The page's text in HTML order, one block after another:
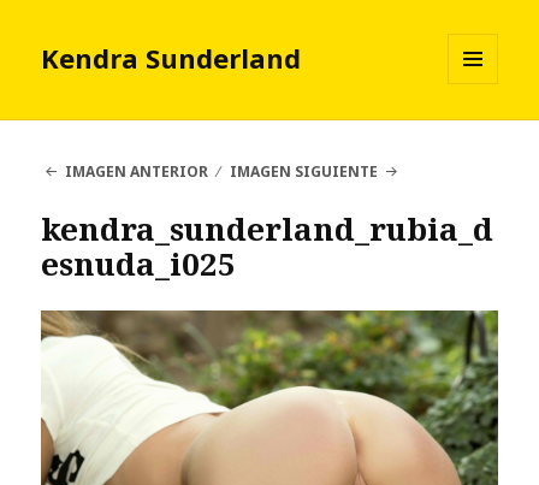
Kendra Sunderland
Y
IMAGEN ANTERIOR
IMAGEN SIGUIENTE
kendra_sunderland_rubia_d
esnuda_i025